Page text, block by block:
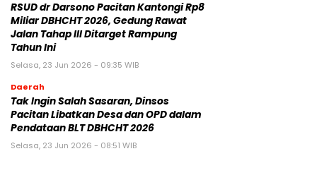
RSUD dr Darsono Pacitan Kantongi Rp8
Miliar DBHCHT 2026, Gedung Rawat
Jalan Tahap III Ditarget Rampung
Tahun Ini
Selasa, 23 Jun 2026 - 09:35 WIB
Daerah
Tak Ingin Salah Sasaran, Dinsos
Pacitan Libatkan Desa dan OPD dalam
Pendataan BLT DBHCHT 2026
Selasa, 23 Jun 2026 - 08:51 WIB